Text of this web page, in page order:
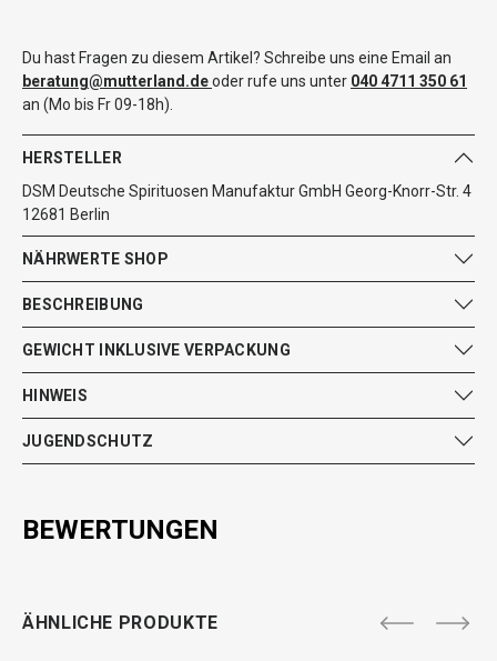
Du hast Fragen zu diesem Artikel? Schreibe uns eine Email an
beratung@mutterland.deoder rufe uns unter 040 4711 350 61
an (Mo bis Fr 09-18h).
HERSTELLER
DSM Deutsche Spirituosen Manufaktur GmbH Georg-Knorr-Str. 4
12681 Berlin
NÄHRWERTE SHOP
BESCHREIBUNG
GEWICHT INKLUSIVE VERPACKUNG
HINWEIS
JUGENDSCHUTZ
BEWERTUNGEN
ÄHNLICHE PRODUKTE